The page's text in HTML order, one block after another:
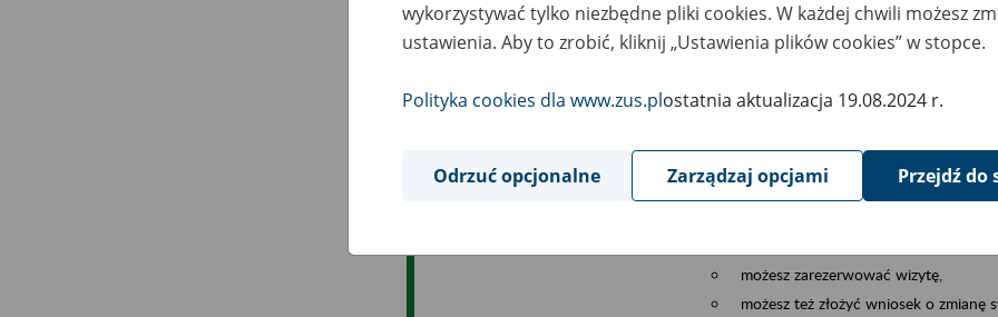
Jeśli jesteś płatnikiem składek (np.
możesz skorzystać z aplikacji
ubezpieczeń, wypełnisz i
ZUS,
możesz złożyć wniosek o wydanie
masz dostęp do zwolnień lekarskich
Jeśli jesteś świadczeniobiorcą
masz dostęp m.in. do formularza
do formularza PIT 40A, czyli
możesz zarezerwować wizytę,
możesz też złożyć wniosek o zmianę
wykorzystywać tylko niezbędne pliki cookies. W każdej chwili możesz
ustawienia. Aby to zrobić, kliknij „Ustawienia plików cookies” w stopce.
Polityka cookies dla www.zus.plostatnia aktualizacja 19.08.2024 r.
Odrzuć opcjonalne Zarządzaj opcjami Przejdź do